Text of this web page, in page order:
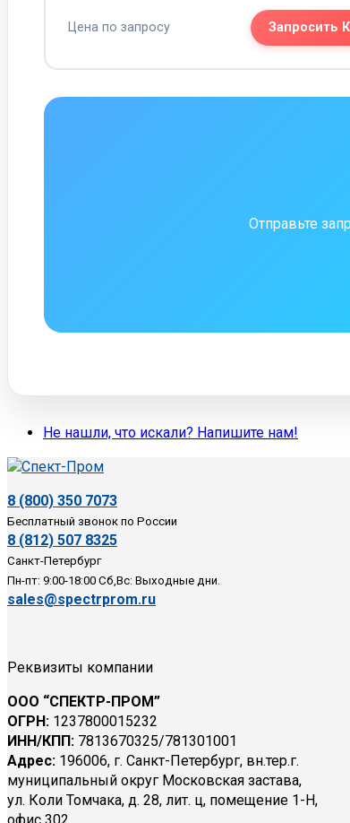
Цена по запросу Запросить
Отправьте
Не нашли, что искали? Напишите нам!
8 (800) 350 7073
Бесплатный звонок по России
8 (812) 507 8325
Санкт-Петербург
Пн-пт: 9:00-18:00 Сб,Вс: Выходные дни.
sales@spectrprom.ru
Реквизиты компании
ООО “СПЕКТР-ПРОМ”
ОГРН: 1237800015232
ИНН/КПП: 7813670325/781301001
Адрес: 196006, г. Санкт-Петербург, вн.тер.г.
муниципальный округ Московская застава,
ул. Коли Томчака, д. 28, лит. ц, помещение 1-Н,